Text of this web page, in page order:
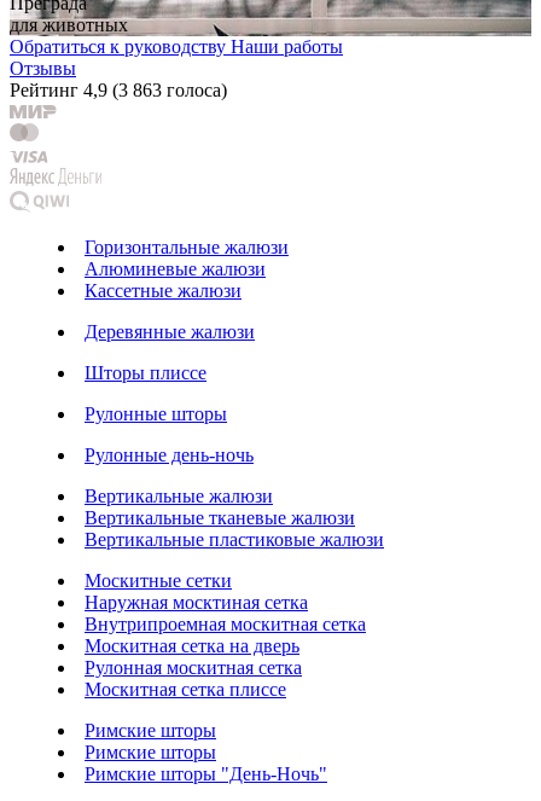
для животных
Обратиться к руководству Наши работы
Отзывы
Рейтинг 4,9 (3 863 голоса)
Горизонтальные жалюзи
Алюминевые жалюзи
Кассетные жалюзи
Деревянные жалюзи
Шторы плиссе
Рулонные шторы
Рулонные день-ночь
Вертикальные жалюзи
Вертикальные тканевые жалюзи
Вертикальные пластиковые жалюзи
Москитные сетки
Наружная москтиная сетка
Внутрипроемная москитная сетка
Москитная сетка на дверь
Рулонная москитная сетка
Москитная сетка плиссе
Римские шторы
Римские шторы
Римские шторы "День-Ночь"